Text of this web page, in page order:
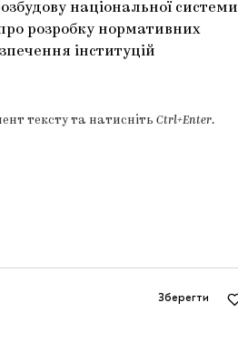
національної системи
розробку нормативних
інституцій
тексту та натисніть Ctrl+Enter.
Зберегти